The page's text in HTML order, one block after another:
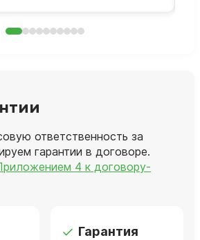
ответственность за
гарантии в договоре.
4 к договору-
Гарантия